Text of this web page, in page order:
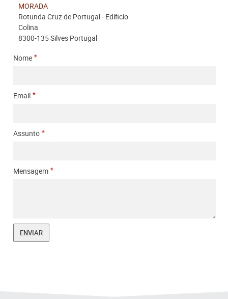
MORADA
Rotunda Cruz de Portugal - Ediﬁcio
Colina
8300-135 Silves Portugal
Nome
Email
Assunto
Mensagem